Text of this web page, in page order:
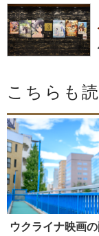
こちらも
ウクライナ映画